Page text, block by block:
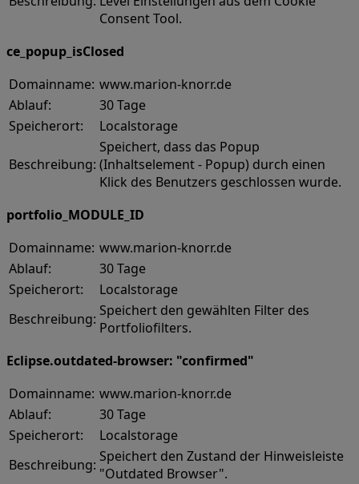
Consent Tool.
ce_popup_isClosed
Domainname: www.marion-knorr.de
Ablauf:
30 Tage
Speicherort:
Localstorage
Beschreibung:
Speichert, dass das Popup
(Inhaltselement - Popup) durch einen
Klick des Benutzers geschlossen wurde.
portfolio_MODULE_ID
Domainname: www.marion-knorr.de
Ablauf:
30 Tage
Speicherort:
Localstorage
Beschreibung: Speichert den gewählten Filter des
Portfoliofilters.
Eclipse.outdated-browser: "confirmed"
Domainname: www.marion-knorr.de
Ablauf:
30 Tage
Speicherort:
Localstorage
Beschreibung: Speichert den Zustand der Hinweisleiste
"Outdated Browser".